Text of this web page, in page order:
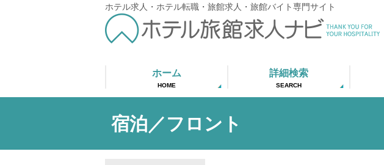
ホテル求人・ホテル転職・旅館求人・旅館バイト専門サイト
ホーム
HOME
詳細検索
SEARCH
宿泊／フロント